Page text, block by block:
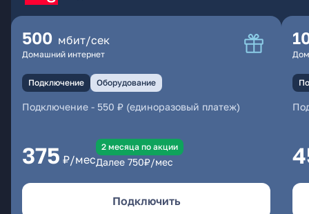
500 мбит/сек
Домашний интернет
Подключение Оборудование
Подключение - 550 ₽ (единоразовый платеж)
375 ₽/мес
2 месяцa по акции
Далее 750₽/мес
Подключить